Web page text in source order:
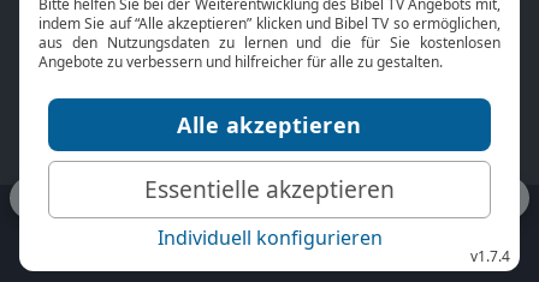
Über uns
Jobs
Mediadaten
Kontakt
TV-Empfang
bibeltv.de: Impressum
Datenschutz
Nutzungsbedingungen